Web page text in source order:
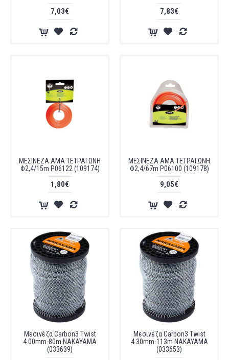
7,03€ 7,83€
ΜΕΣΙΝΕΖΑ AMA ΤΕΤΡΑΓΩΝΗ
Φ2,4/15m P06122 (109174)
1,80€
ΜΕΣΙΝΕΖΑ AMA ΤΕΤΡΑΓΩΝΗ
Φ2,4/67m P06100 (109178)
9,05€
Μεσινέζα Carbon3 Twist
4.00mm-80m NAKAYAMA
(033639)
Μεσινέζα Carbon3 Twist
4.30mm-113m NAKAYAMA
(033653)